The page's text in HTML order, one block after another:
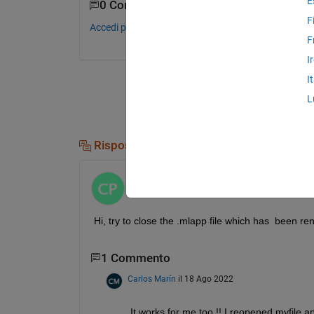
0 Commenti
Accedi per commentare.
Risposte (2)
Hi, try to close the .mlapp file which has  been
1 Commento
Carlos Marín il 18 Ago 2022